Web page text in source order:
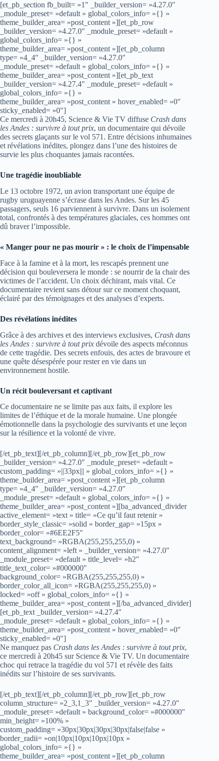
[et_pb_section fb_built= »1″ _builder_version= »4.27.0″
_module_preset= »default » global_colors_info= »{} »
theme_builder_area= »post_content »][et_pb_row
_builder_version= »4.27.0″ _module_preset= »default »
global_colors_info= »{} »
theme_builder_area= »post_content »][et_pb_column
type= »4_4″ _builder_version= »4.27.0″
_module_preset= »default » global_colors_info= »{} »
theme_builder_area= »post_content »][et_pb_text
_builder_version= »4.27.4″ _module_preset= »default »
global_colors_info= »{} »
theme_builder_area= »post_content » hover_enabled= »0″
sticky_enabled= »0″]
Ce mercredi à 20h45, Science & Vie TV diffuse Crash dans
les Andes : survivre à tout prix, un documentaire qui dévoile
des secrets glaçants sur le vol 571. Entre décisions inhumaines
et révélations inédites, plongez dans l’une des histoires de
survie les plus choquantes jamais racontées.
Une tragédie inoubliable
Le 13 octobre 1972, un avion transportant une équipe de
rugby uruguayenne s’écrase dans les Andes. Sur les 45
passagers, seuls 16 parviennent à survivre. Dans un isolement
total, confrontés à des températures glaciales, ces hommes ont
dû braver l’impossible.
« Manger pour ne pas mourir » : le choix de l’impensable
Face à la famine et à la mort, les rescapés prennent une
décision qui bouleversera le monde : se nourrir de la chair des
victimes de l’accident. Un choix déchirant, mais vital. Ce
documentaire revient sans détour sur ce moment choquant,
éclairé par des témoignages et des analyses d’experts.
Des révélations inédites
Grâce à des archives et des interviews exclusives, Crash dans
les Andes : survivre à tout prix dévoile des aspects méconnus
de cette tragédie. Des secrets enfouis, des actes de bravoure et
une quête désespérée pour rester en vie dans un
environnement hostile.
Un récit bouleversant et captivant
Ce documentaire ne se limite pas aux faits, il explore les
limites de l’éthique et de la morale humaine. Une plongée
émotionnelle dans la psychologie des survivants et une leçon
sur la résilience et la volonté de vivre.
[/et_pb_text][/et_pb_column][/et_pb_row][et_pb_row
_builder_version= »4.27.0″ _module_preset= »default »
custom_padding= »||33px||| » global_colors_info= »{} »
theme_builder_area= »post_content »][et_pb_column
type= »4_4″ _builder_version= »4.27.0″
_module_preset= »default » global_colors_info= »{} »
theme_builder_area= »post_content »][ba_advanced_divider
active_element= »text » title= »Ce qu’il faut retenir »
border_style_classic= »solid » border_gap= »15px »
border_color= »#6EE2F5″
text_background= »RGBA(255,255,255,0) »
content_alignment= »left » _builder_version= »4.27.0″
_module_preset= »default » title_level= »h2″
title_text_color= »#000000″
background_color= »RGBA(255,255,255,0) »
border_color_all_icon= »RGBA(255,255,255,0) »
locked= »off » global_colors_info= »{} »
theme_builder_area= »post_content »][/ba_advanced_divider]
[et_pb_text _builder_version= »4.27.4″
_module_preset= »default » global_colors_info= »{} »
theme_builder_area= »post_content » hover_enabled= »0″
sticky_enabled= »0″]
Ne manquez pas Crash dans les Andes : survivre à tout prix,
ce mercredi à 20h45 sur Science & Vie TV. Un documentaire
choc qui retrace la tragédie du vol 571 et révèle des faits
inédits sur l’histoire de ses survivants.
[/et_pb_text][/et_pb_column][/et_pb_row][et_pb_row
column_structure= »2_3,1_3″ _builder_version= »4.27.0″
_module_preset= »default » background_color= »#000000″
min_height= »100% »
custom_padding= »30px|30px|30px|30px|false|false »
border_radii= »on|10px|10px|10px|10px »
global_colors_info= »{} »
theme_builder_area= »post_content »][et_pb_column